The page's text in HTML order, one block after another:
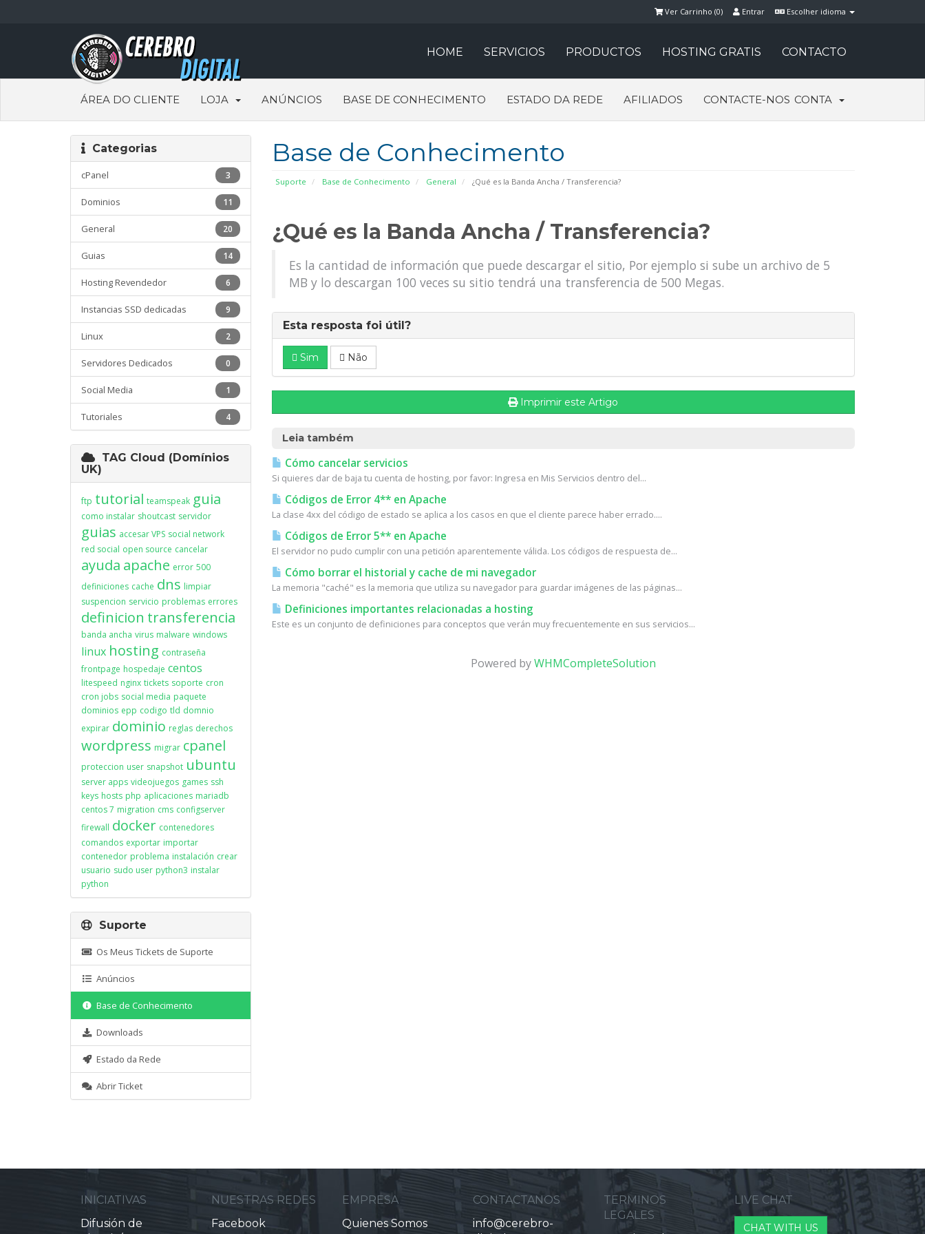
Escolher idioma
Entrar
Ver Carrinho (0)
HOME SERVICIOS PRODUCTOS HOSTING GRATIS CONTACTO
ÁREA DO CLIENTE LOJA ANÚNCIOS BASE DE CONHECIMENTO ESTADO DA REDE AFILIADOS CONTACTE-NOS CONTA
Base de Conhecimento
Suporte Base de Conhecimento General ¿Qué es la Banda Ancha / Transferencia?
Categorias
3
cPanel
11
Dominios
20
General
14
Guias
6
Hosting Revendedor
9
Instancias SSD dedicadas
2
Linux
0
Servidores Dedicados
1
Social Media
4
Tutoriales
¿Qué es la Banda Ancha / Transferencia?
Es la cantidad de información que puede descargar el sitio, Por ejemplo si sube un archivo de 5
MB y lo descargan 100 veces su sitio tendrá una transferencia de 500 Megas.
Esta resposta foi útil?
Sim Não
Imprimir este Artigo
Leia também
Cómo cancelar servicios
Si quieres dar de baja tu cuenta de hosting, por favor: Ingresa en Mis Servicios dentro del...
Códigos de Error 4** en Apache
La clase 4xx del código de estado se aplica a los casos en que el cliente parece haber errado....
Códigos de Error 5** en Apache
El servidor no pudo cumplir con una petición aparentemente válida. Los códigos de respuesta de...
Cómo borrar el historial y cache de mi navegador
La memoria "caché" es la memoria que utiliza su navegador para guardar imágenes de las páginas...
Definiciones importantes relacionadas a hosting
Este es un conjunto de definiciones para conceptos que verán muy frecuentemente en sus servicios...
Powered byWHMCompleteSolution
TAG Cloud (Domínios
UK)
ftp tutorial teamspeak guia
como instalar shoutcast servidor
guias accesar VPS social network
red social open source cancelar
ayuda apache error 500
definiciones cache dns limpiar
suspencion servicio problemas errores
definicion transferencia
banda ancha virus malware windows
linux hosting contraseña
frontpage hospedaje centos
litespeed nginx tickets soporte cron
cron jobs social media paquete
dominios epp codigo tld domnio
expirar dominio reglas derechos
wordpress migrar cpanel
proteccion user snapshot ubuntu
server apps videojuegos games ssh
keys hosts php aplicaciones mariadb
centos 7 migration cms configserver
firewall docker contenedores
comandos exportar importar
contenedor problema instalación crear
usuario sudo user python3 instalar
python
Suporte
Os Meus Tickets de Suporte
Anúncios
Base de Conhecimento
Downloads
Estado da Rede
Abrir Ticket
INICIATIVAS
Difusión de
NUESTRAS REDES
Facebook
EMPRESA
Quienes Somos
CONTACTANOS
info@cerebro-
TERMINOS
LEGALES
LIVE CHAT
CHAT WITH US